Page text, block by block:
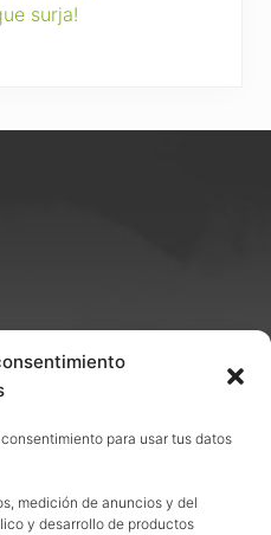
para usar tus datos
medición de anuncios y del
y desarrollo de productos
surja!
venta